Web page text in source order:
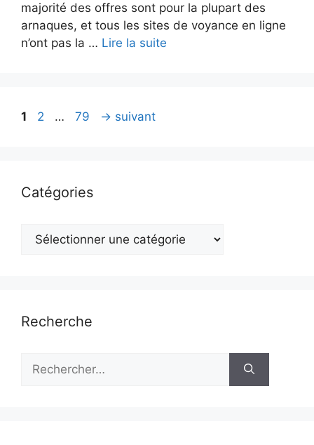
majorité des offres sont pour la plupart des
arnaques, et tous les sites de voyance en ligne
n’ont pas la … Lire la suite
Page
1 Page
2 … Page
79 → suivant
Catégories
Catégories
Recherche
Rechercher :